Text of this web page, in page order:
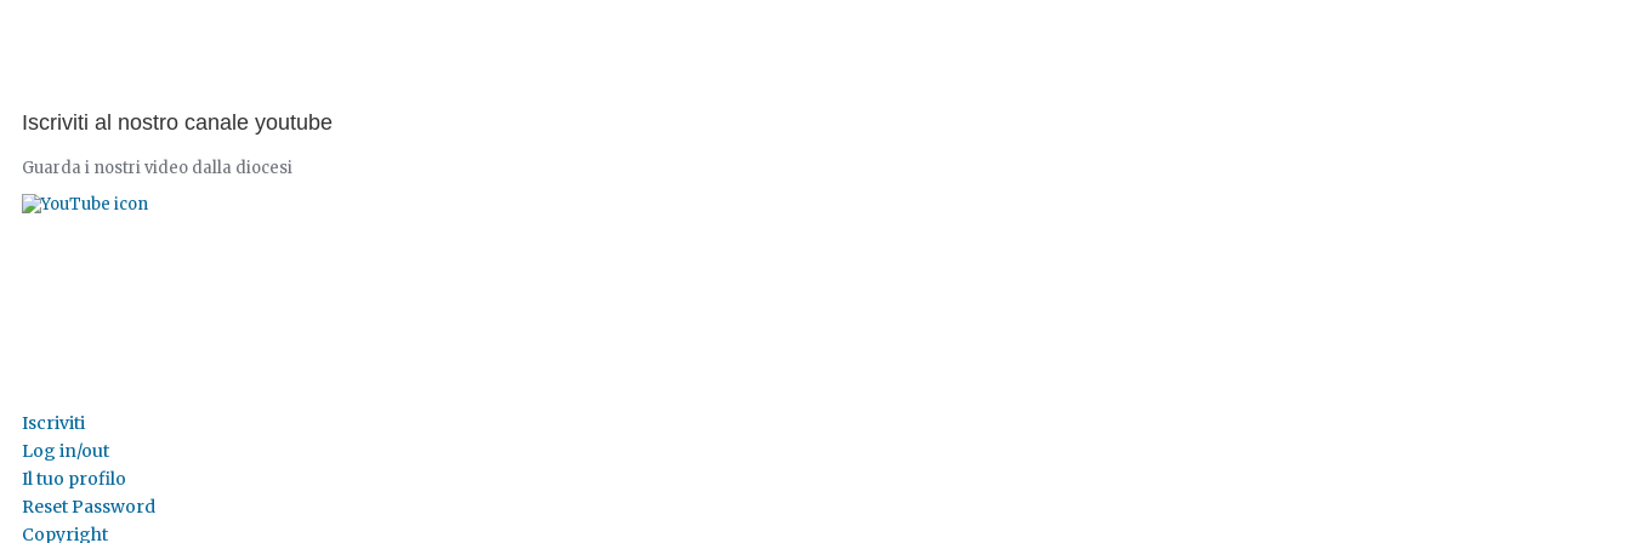
Iscriviti al nostro canale youtube
Guarda i nostri video dalla diocesi
Iscriviti
Log in/out
Il tuo profilo
Reset Password
Copyright